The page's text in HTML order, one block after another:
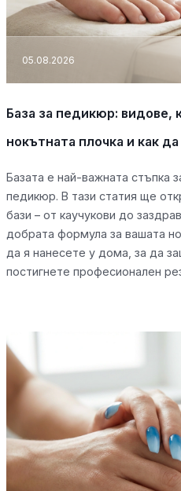
05.08.2026
База за педикюр: видове,
нокътната плочка и как
Базата е най-важната стъпка
педикюр. В тази статия ще
бази – от каучукови до
добрата формула за вашата
да я нанесете у дома, за да
постигнете професионален